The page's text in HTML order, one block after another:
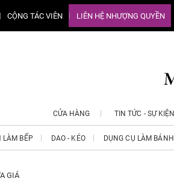
CỘNG TÁC VIÊN LIÊN HỆ NHƯỢNG QUYỀN
CỬA HÀNG TIN TỨC - SỰ KIỆN
LÀM BẾP DAO - KÉO DỤNG CỤ LÀM BÁNH
GIÁ